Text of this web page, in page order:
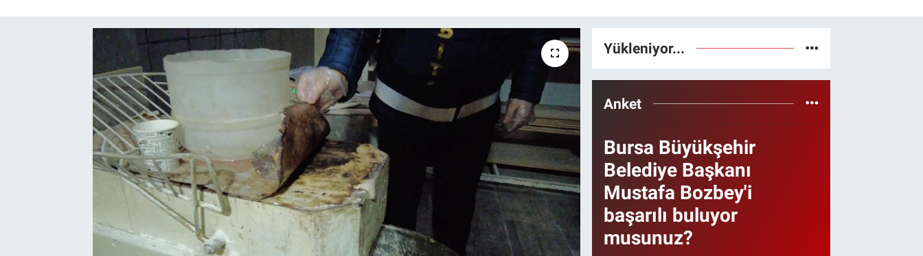
Yükleniyor...
Anket
Bursa Büyükşehir
Belediye Başkanı
Mustafa Bozbey'i
başarılı buluyor
musunuz?